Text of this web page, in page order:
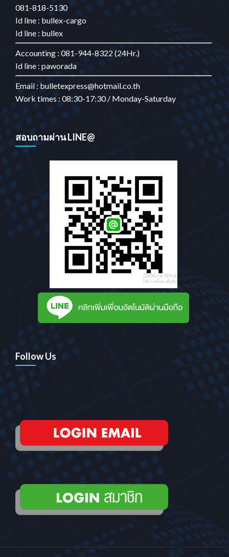
081-818-5130
Id line : bullex-cargo
Id line : bullex
Accounting : 081-944-8322 (24Hr.)
Id line : paworada
Email : bulletexpress@hotmail.co.th
Work times : 08:30-17:30 / Monday-Saturday
สอบถามผ่าน LINE@
Follow Us